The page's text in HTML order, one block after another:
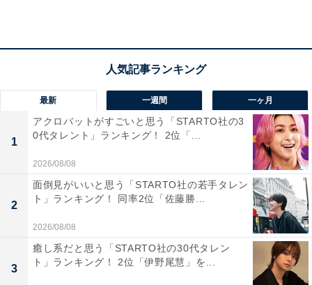
知っている大学名だと思うから（30代男性／東京都）」
「日本のトップクラスで様々な著名人が卒業しているか
ら（40代男性／新潟県）」などの声が寄せられました。
※回答コメントは原文ママです
次ページ
20位までの全ランキング結果を見
る
最新 一週間 一ヶ月
1
アクロバットがすごいと思う「STARTO社の3
0代タレント」ランキング！ 2位「...
2026/08/08
2
面倒見がいいと思う「STARTO社の若手タレン
ト」ランキング！ 同率2位「佐藤勝...
2026/08/08
3
癒し系だと思う「STARTO社の30代タレン
ト」ランキング！ 2位「伊野尾慧」を...